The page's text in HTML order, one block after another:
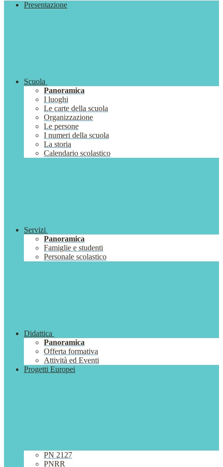
Presentazione
Scuola
Panoramica
I luoghi
Le carte della scuola
Organizzazione
Le persone
I numeri della scuola
La storia
Calendario scolastico
Servizi
Panoramica
Famiglie e studenti
Personale scolastico
Didattica
Panoramica
Offerta formativa
Attività ed Eventi
Progetti Europei
PN 2127
PNRR